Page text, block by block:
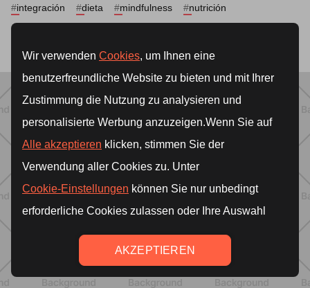
#integración #dieta #mindfulness #nutrición